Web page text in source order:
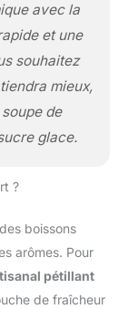
avec la
et une
souhaitez
mieux,
de
glace.
?
boissons
arômes. Pour
pétillant
de fraîcheur